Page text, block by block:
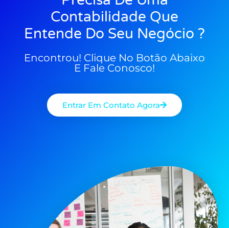
Contabilidade Que
Entende Do Seu Negócio ?
Encontrou! Clique No Botão Abaixo
E Fale Conosco!
Entrar Em Contato Agora